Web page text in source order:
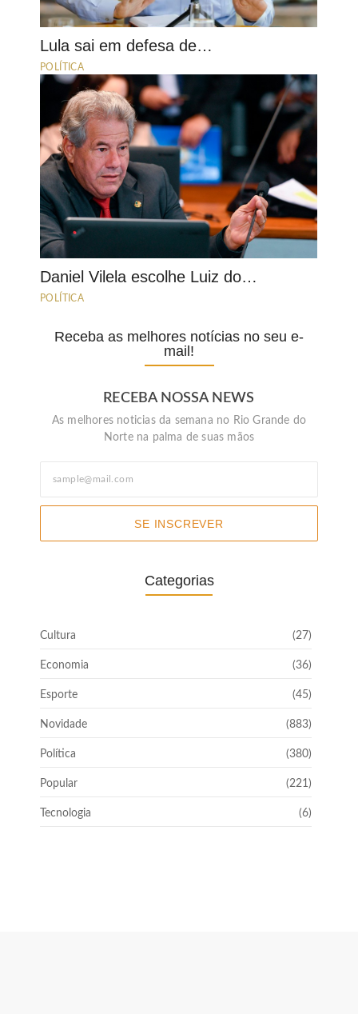
Lula sai em defesa de…
POLÍTICA
Daniel Vilela escolhe Luiz do…
POLÍTICA
Receba as melhores notícias no seu e-
mail!
RECEBA NOSSA NEWS
As melhores noticias da semana no Rio Grande do
Norte na palma de suas mãos
SE INSCREVER
Categorias
Cultura (27)
Economia (36)
Esporte (45)
Novidade (883)
Política (380)
Popular (221)
Tecnologia (6)